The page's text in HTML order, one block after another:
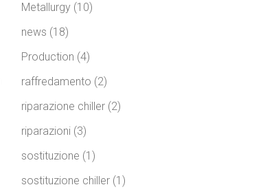
Metallurgy(10)
news (18)
Production (4)
raffredamento (2)
riparazione chiller(2)
riparazioni(3)
sostituzione (1)
sostituzione chiller(1)